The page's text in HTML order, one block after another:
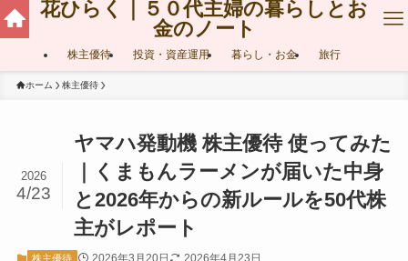
花ひらく｜５０代主婦の暮らしとお
金のノート
株主優待 投資・資産運用 暮らし・お金 旅行
ホーム 株主優待
ヤマハ発動機 株主優待 使ってみた
｜くまもんラーメンが届いた中身
と2026年からの新ルールを50代株
主がレポート
2026
4/23
株主優待